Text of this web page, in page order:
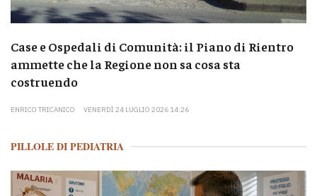
Case e Ospedali di Comunità: il Piano di Rientro
ammette che la Regione non sa cosa sta
costruendo
ENRICO TRICANICO VENERDÌ 24 LUGLIO 2026 14:26
PILLOLE DI PEDIATRIA